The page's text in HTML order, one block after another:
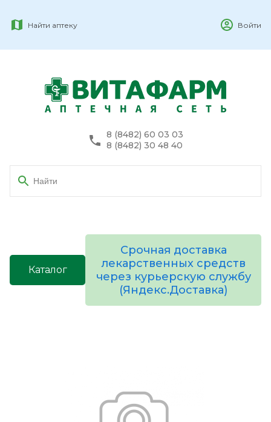
Найти аптеку Войти
8 (8482) 60 03 03
8 (8482) 30 48 40
Каталог
Срочная доставка
лекарственных средств
через курьерскую службу
(Яндекс.Доставка)